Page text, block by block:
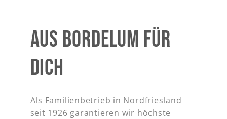
AUS BORDELUM FÜR
DICH
Als Familienbetrieb in Nordfriesland
seit 1926 garantieren wir höchste